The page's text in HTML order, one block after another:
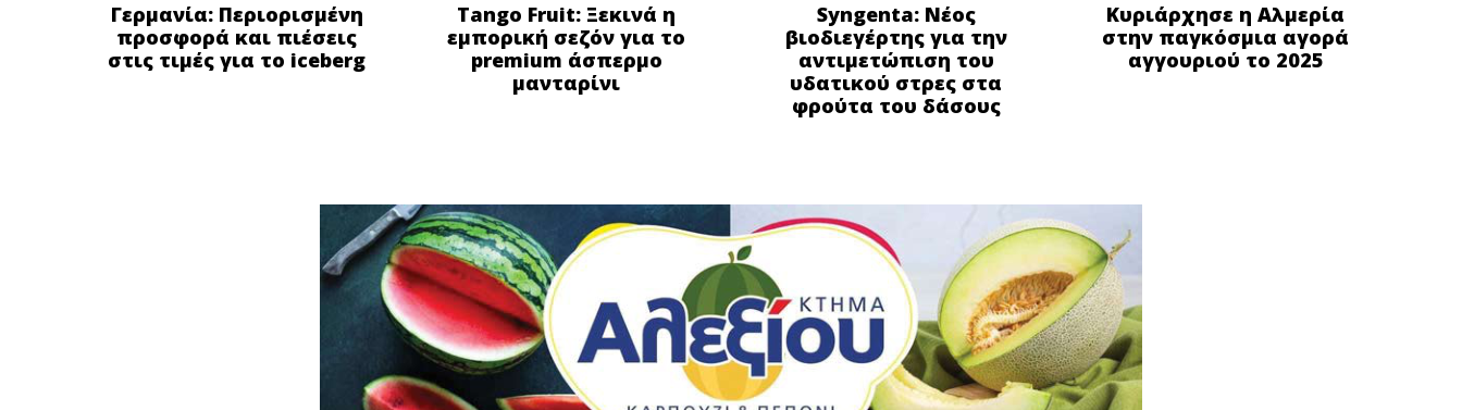
Γερμανία: Περιορισμένη
προσφορά και πιέσεις
στις τιμές για το iceberg
Tango Fruit: Ξεκινά η
εμπορική σεζόν για το
premium άσπερμο
μανταρίνι
Syngenta: Νέος
βιοδιεγέρτης για την
αντιμετώπιση του
υδατικού στρες στα
φρούτα του δάσους
Κυριάρχησε η Αλμερία
στην παγκόσμια αγορά
αγγουριού το 2025